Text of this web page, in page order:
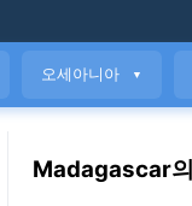
오세아니아 ▼
Madagascar의